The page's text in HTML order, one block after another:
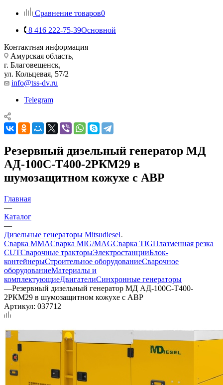
Сравнение товаров0
8 416 222-75-39Основной
Контактная информация
Амурская область,
г. Благовещенск,
ул. Кольцевая, 57/2
info@tss-dv.ru
Telegram
Резервный дизельный генератор МД
АД-100С-Т400-2РКМ29 в
шумозащитном кожухе с АВР
Главная
—
Каталог
—
Дизельные генераторы Mitsudiesel
Сварка MMAСварка MIG/MAGСварка TIGПлазменная резка
CUTСварочные тракторыЭлектростанцииБлок-
контейнерыСтроительное оборудованиеСварочное
оборудованиеМатериалы и
комплектующиеДвигателиСинхронные генераторы
—Резервный дизельный генератор МД АД-100С-Т400-
2РКМ29 в шумозащитном кожухе с АВР
Артикул: 037712